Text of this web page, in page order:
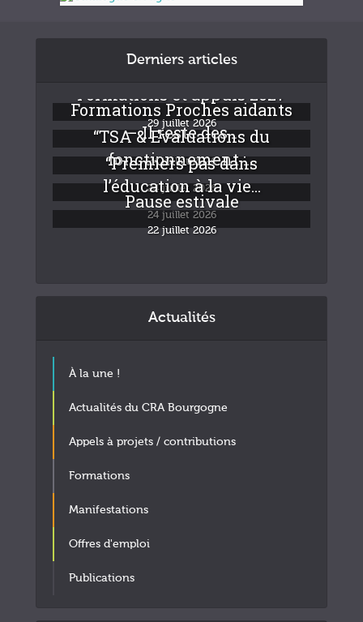
Derniers articles
Formations et appuis 2027
29 juillet 2026
Formations Proches aidants
– Il reste des...
24 juillet 2026
“TSA & Evaluations du
fonctionnement :...
24 juillet 2026
“Premiers pas dans
l’éducation à la vie...
24 juillet 2026
Pause estivale
22 juillet 2026
Actualités
À la une !
Actualités du CRA Bourgogne
Appels à projets / contributions
Formations
Manifestations
Offres d'emploi
Publications